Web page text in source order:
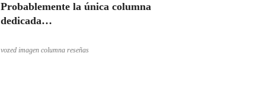
Probablemente la única columna
dedicada…
vozed imagen columna reseñas